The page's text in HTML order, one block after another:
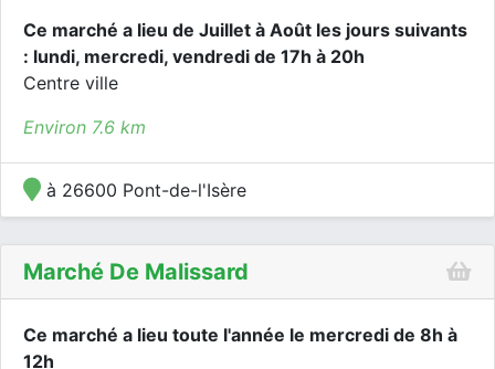
Ce marché a lieu de Juillet à Août les jours suivants
: lundi, mercredi, vendredi de 17h à 20h
Centre ville
Environ 7.6 km
à 26600 Pont-de-l'Isère
Marché De Malissard
Ce marché a lieu toute l'année le mercredi de 8h à
12h